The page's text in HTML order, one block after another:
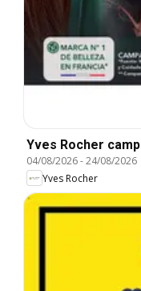
Yves Rocher
04/08/2026-24/08/2026
Yves Rocher